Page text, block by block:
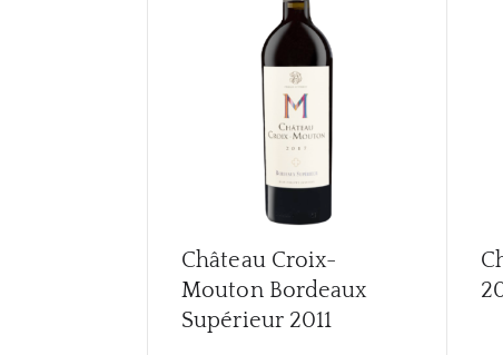
Château Croix-
Mouton Bordeaux
Supérieur 2011